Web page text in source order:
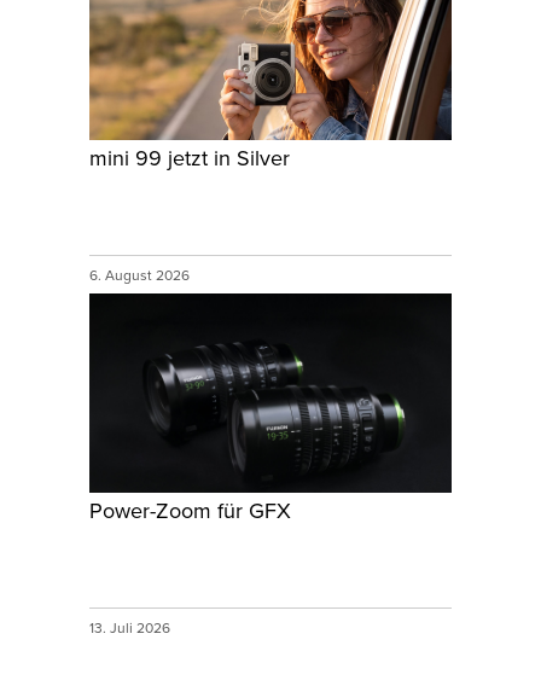
mini 99 jetzt in Silver
6. August 2026
Power-Zoom für GFX
13. Juli 2026